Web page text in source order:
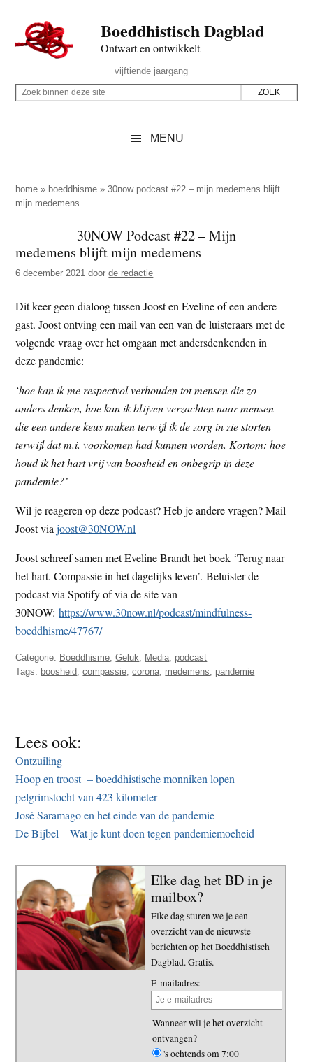
naar
de
inhoud
secondary
naar
de
sidebar
naar
de
Boeddhistisch Dagblad
Ontwart en ontwikkelt
Rechts
vijftiende jaargang
Z
p
d
z
e
i
t
e
Z
i
n
n
d
z
e
s
i
t
MENU
home » boeddhisme »30now podcast #22 – mijn medemens blijft
mijn medemens
30NOW Podcast #22 – Mijn
medemens blijft mijn medemens
6 december 2021 doorde redactie
Dit keer geen dialoog tussen Joost en Eveline of een andere
gast. Joost ontving een mail van een van de luisteraars met de
volgende vraag over het omgaan met andersdenkenden in
deze pandemie:
‘hoe kan ik me respectvol verhouden tot mensen die zo
anders denken, hoe kan ik blijven verzachten naar mensen
die een andere keus maken terwijl ik de zorg in zie storten
terwijl dat m.i. voorkomen had kunnen worden. Kortom: hoe
houd ik het hart vrij van boosheid en onbegrip in deze
pandemie?’
Wil je reageren op deze podcast? Heb je andere vragen? Mail
Joost viajoost@30NOW.nl
Joost schreef samen met Eveline Brandt het boek ‘Terug naar
het hart. Compassie in het dagelijks leven’. Beluister de
podcast via Spotify of via de site van
30NOW:https://www.30now.nl/podcast/mindfulness-
boeddhisme/47767/
Categorie: Boeddhisme ,Geluk Media podcast
Tags: boosheid ,compassie ,corona medemens pandemie
Lees ook:
Ontzuiling
Hoop en troost – boeddhistische monniken lopen
pelgrimstocht van 423 kilometer
José Saramago en het einde van de pandemie
De Bijbel – Wat je kunt doen tegen pandemiemoeheid
Elke dag het BD in je
mailbox?
Elke dag sturen we je een
overzicht van de nieuwste
berichten op het Boeddhistisch
Dagblad. Gratis.
E-mailadres:
Wanneer wil je het overzicht
ontvangen?
's ochtends om 7:00